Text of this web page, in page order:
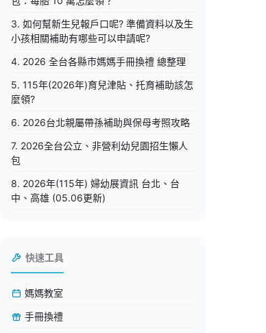
3. 如何幫新生兒報戶口呢? 準備資料以及生
小孩相關補助有哪些可以申請呢?
4. 2026 全台各縣市媽媽手冊換禮 總整理
5. 115年(2026年)育兒津貼、托育補助該怎
麼領?
6. 2026台北親屬帶孫補助與保母考照攻略
7. 2026全台公立、非營利幼兒園招生懶人
包
8. 2026年(115年) 婦幼展資訊 台北、台
中、高雄 (05.06更新)
快速工具
媽媽教室
手冊換禮